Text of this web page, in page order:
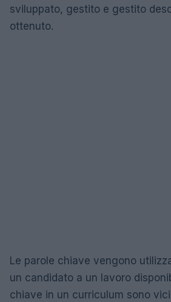
sviluppato, gestito e gestito
ottenuto.
Le parole chiave vengono
un candidato a un lavoro
chiave in un curriculum sono